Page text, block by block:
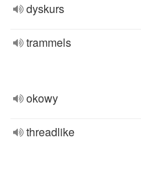
dyskurs
trammels
okowy
threadlike